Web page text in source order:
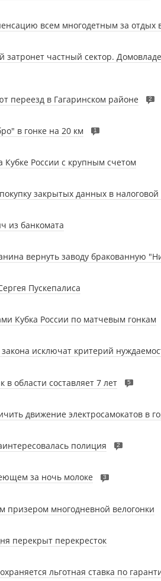
всем многодетным за отдых
затронет частный сектор.
переезд в Гагаринском районе 2
в гонке на 20 км 1
Кубке России с крупным счетом
закрытых данных в налоговой
из банкомата
вернуть заводу бракованную
Пускепалиса
Кубка России по матчевым гонкам
исключат критерий
области составляет 7 лет 5
движение электросамокатов в
полиция 2
за ночь молоке 3
призером многодневной велогонки
перекрыт перекресток
льготная ставка по